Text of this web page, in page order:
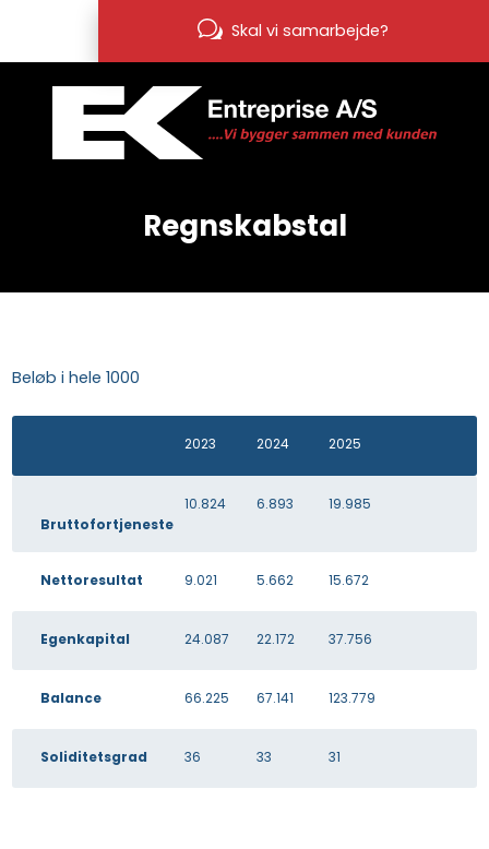
Skal vi samarbejde?
Regnskabstal​
Beløb i hele 1000​​
2023 2024 2025​
Bruttofortjeneste​
10.824 6.893 19.985​
​Nettoresultat​ 9.021 5.662 15.672​
​Egenkapital​ 24.087​ 22.172 37.756​
​Balance​ 66.225 67.141 123.779​
​Soliditetsgrad​ 36 33​ 31​